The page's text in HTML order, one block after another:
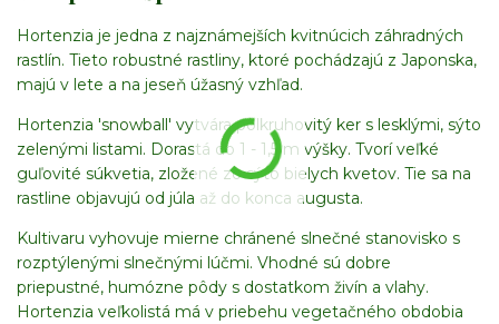
Hortenzia je jedna z najznámejších kvitnúcich záhradných
rastlín. Tieto robustné rastliny, ktoré pochádzajú z Japonska,
majú v lete a na jeseň úžasný vzhľad.
Hortenzia 'snowball' vytvára polkruhovitý ker s lesklými, sýto
zelenými listami. Dorastá do 1 - 1,5 m výšky. Tvorí veľké
guľovité súkvetia, zložené zo sýto bielych kvetov. Tie sa na
rastline objavujú od júla až do konca augusta.
Kultivaru vyhovuje mierne chránené slnečné stanovisko s
rozptýlenými slnečnými lúčmi. Vhodné sú dobre
priepustné, humózne pôdy s dostatkom živín a vlahy.
Hortenzia veľkolistá má v priebehu vegetačného obdobia